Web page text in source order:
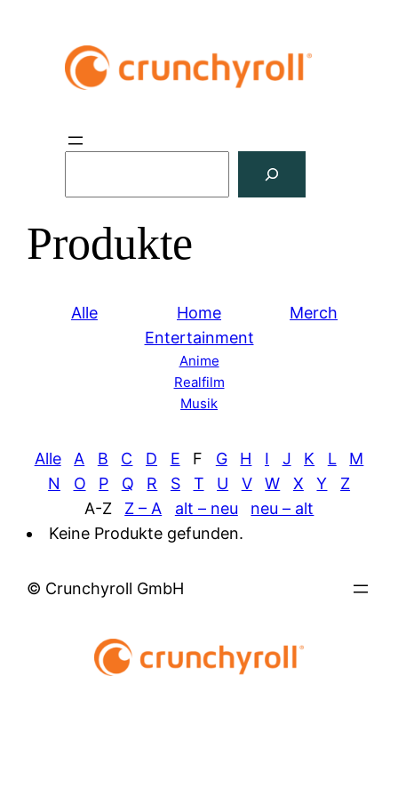
h
e
Produkte
Alle
Home
Entertainment
Anime
Realfilm
Musik
Merch
Alle A B C D E F G H I J K L
M
N
O P Q R S T U V W X Y
Z
A-Z
Z – A alt – neu
neu – alt
Keine Produkte gefunden.
© Crunchyroll GmbH